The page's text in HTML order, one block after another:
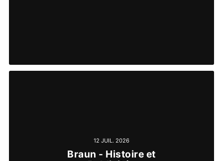
12 JUIL. 2026
Braun - Histoire et